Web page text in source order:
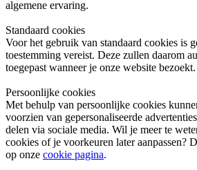
algemene ervaring.
Standaard cookies
Voor het gebruik van standaard cookies is
toestemming vereist. Deze zullen daarom
toegepast wanneer je onze website bezoekt.
Persoonlijke cookies
Met behulp van persoonlijke cookies
voorzien van gepersonaliseerde
delen via sociale media. Wil je meer te
cookies of je voorkeuren later aanpassen?
op onze cookie pagina.